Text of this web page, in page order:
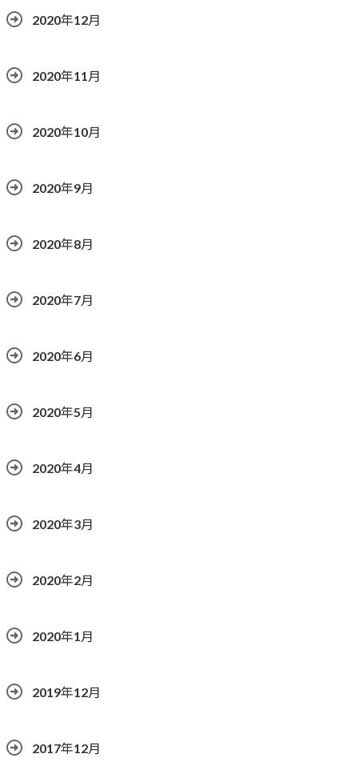
2020年12月
2020年11月
2020年10月
2020年9月
2020年8月
2020年7月
2020年6月
2020年5月
2020年4月
2020年3月
2020年2月
2020年1月
2019年12月
2017年12月